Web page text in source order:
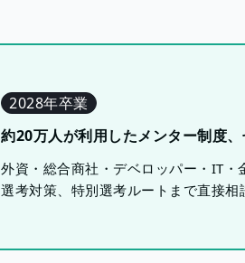
2028年卒業
約20万人が利用したメンター制度
外資・総合商社・デベロッパー・IT
選考対策、特別選考ルートまで直接相